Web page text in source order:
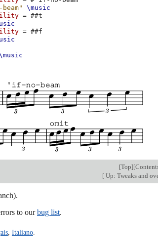
\music
= ##t
= ##f
[Top][
[ Up: Tweaks and
to ourbug list.
, Italiano.